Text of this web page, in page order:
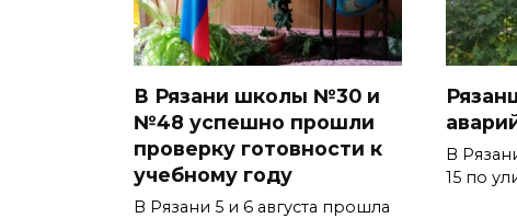
В Рязани школы №30 и
№48 успешно прошли
проверку готовности к
учебному году
В Рязани 5 и 6 августа прошла
В
15 по